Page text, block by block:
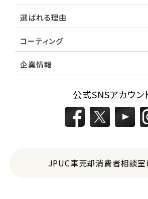
選ばれる理由
コーティング
企業情報
公式SNSアカウン
JPUC車売却消費者相談室